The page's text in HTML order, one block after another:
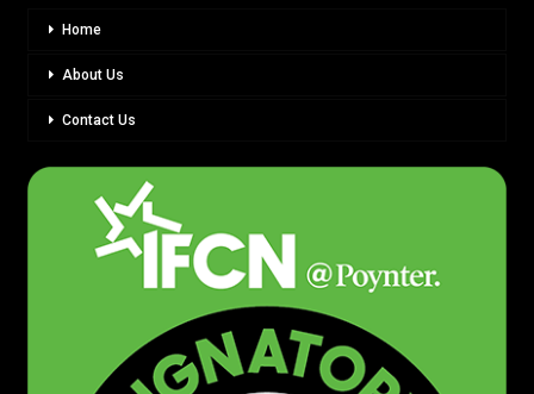
Home
About Us
Contact Us